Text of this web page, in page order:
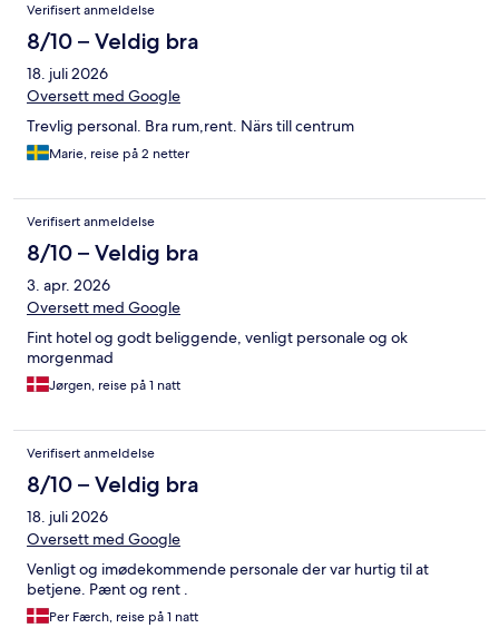
Verifisert anmeldelse
8/10 – Veldig bra
18. juli 2026
Oversett med Google
Trevlig personal. Bra rum,rent. Närs till centrum
Marie, reise på 2 netter
Verifisert anmeldelse
8/10 – Veldig bra
3. apr. 2026
Oversett med Google
Fint hotel og godt beliggende, venligt personale og ok
morgenmad
Jørgen, reise på 1 natt
Verifisert anmeldelse
8/10 – Veldig bra
18. juli 2026
Oversett med Google
Venligt og imødekommende personale der var hurtig til at
betjene. Pænt og rent .
Per Færch, reise på 1 natt